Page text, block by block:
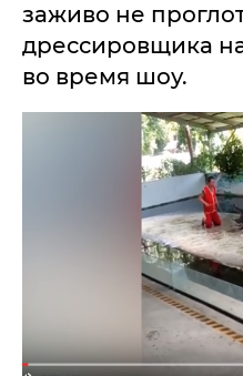
заживо не
дрессировщика на
во время шоу.